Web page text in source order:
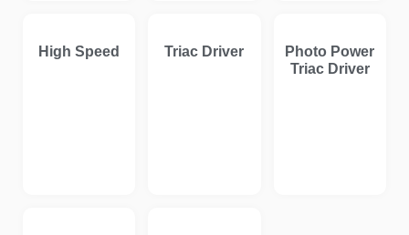
High Speed Triac Driver
Photo Power
Triac Driver